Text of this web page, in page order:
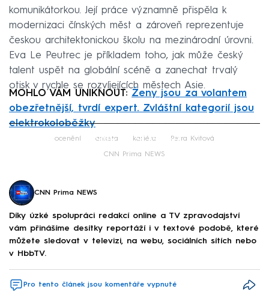
komunikátorkou. Její práce významně přispěla k
modernizaci čínských měst a zároveň reprezentuje
českou architektonickou školu na mezinárodní úrovni.
Eva Le Peutrec je příkladem toho, jak může český
talent uspět na globální scéně a zanechat trvalý
otisk v rychle se rozvíjejících městech Asie.
MOHLO VÁM UNIKNOUT: Ženy jsou za volantem
obezřetnější, tvrdí expert. Zvláštní kategorií jsou
elektrokoloběžky
Failed to fetch
ocenění anketa kariéra Petra Kvitová
CNN Prima NEWS
CNN Prima NEWS
Díky úzké spolupráci redakcí online a TV zpravodajství
vám přinášíme desítky reportáží i v textové podobě, které
můžete sledovat v televizi, na webu, sociálních sítích nebo
v HbbTV.
Pro tento článek jsou komentáře vypnuté